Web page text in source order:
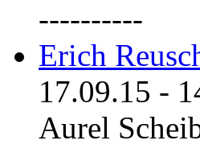
----------
Erich
17.09.15 -
Aurel